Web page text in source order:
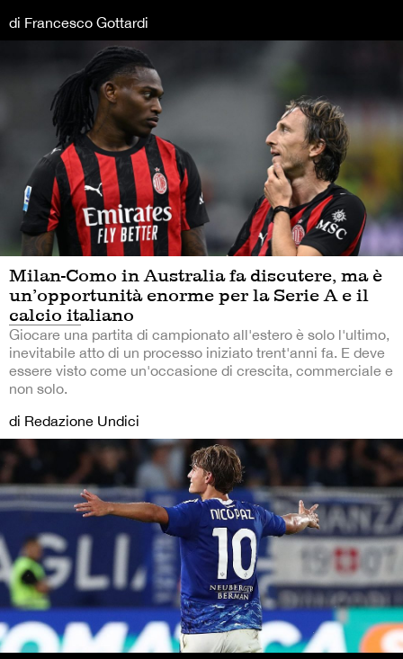
di Francesco Gottardi
Milan-Como in Australia fa discutere, ma è
un’opportunità enorme per la Serie A e il
calcio italiano
Giocare una partita di campionato all'estero è solo l'ultimo,
inevitabile atto di un processo iniziato trent'anni fa. E deve
essere visto come un'occasione di crescita, commerciale e
non solo.
di Redazione Undici